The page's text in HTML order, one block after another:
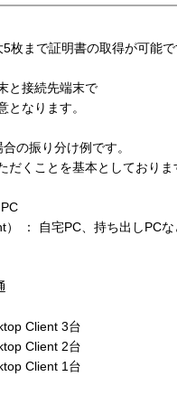
枚まで証明書の取得が可能で
と接続先端末で
となります。
の振り分け例です。
くことを基本としておりま
PC
） ： 自宅PC、持ち出しPC
Client 3台
Client 2台
Client 1台